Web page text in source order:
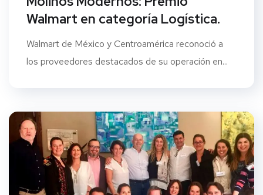
Walmart en categoría Logística.
Walmart de México y Centroamérica reconoció a
los proveedores destacados de su operación en...